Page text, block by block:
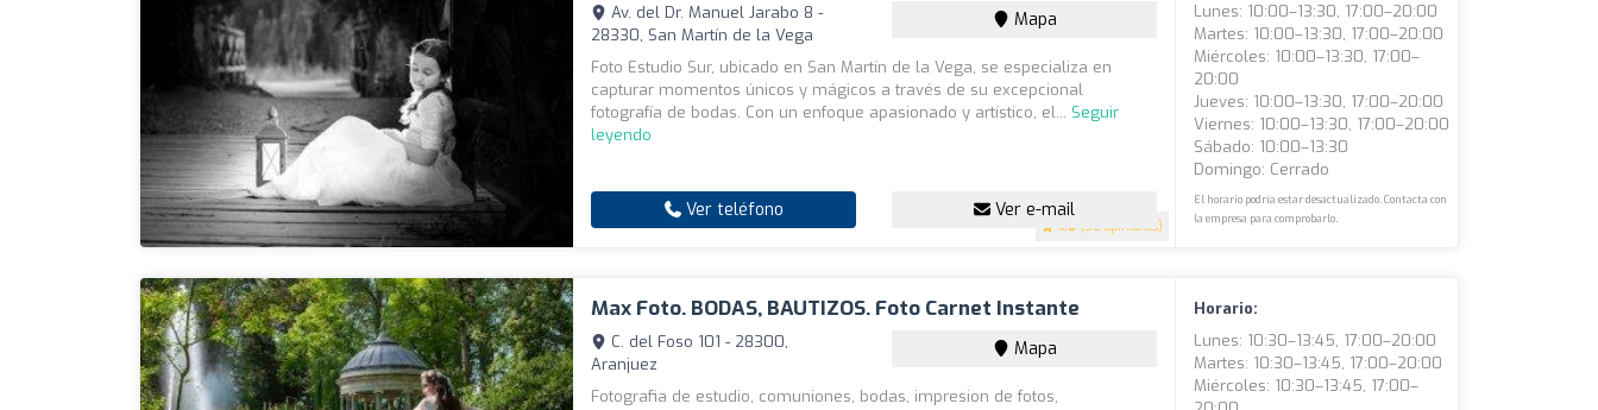
4.6 (56 opiniones)
Av. del Dr. Manuel Jarabo 8 -
28330, San Martín de la Vega
Mapa
Foto Estudio Sur, ubicado en San Martín de la Vega, se especializa en
capturar momentos únicos y mágicos a través de su excepcional
fotografía de bodas. Con un enfoque apasionado y artístico, el... Seguir
leyendo
Ver teléfono Ver e-mail
Lunes: 10:00–13:30, 17:00–20:00
Martes: 10:00–13:30, 17:00–20:00
Miércoles: 10:00–13:30, 17:00–
20:00
Jueves: 10:00–13:30, 17:00–20:00
Viernes: 10:00–13:30, 17:00–20:00
Sábado: 10:00–13:30
Domingo: Cerrado
El horario podría estar desactualizado. Contacta con
la empresa para comprobarlo.
Max Foto. BODAS, BAUTIZOS. Foto Carnet Instante
C. del Foso 101 - 28300,
Aranjuez
Mapa
Fotografia de estudio, comuniones, bodas, impresion de fotos,
Horario:
Lunes: 10:30–13:45, 17:00–20:00
Martes: 10:30–13:45, 17:00–20:00
Miércoles: 10:30–13:45, 17:00–